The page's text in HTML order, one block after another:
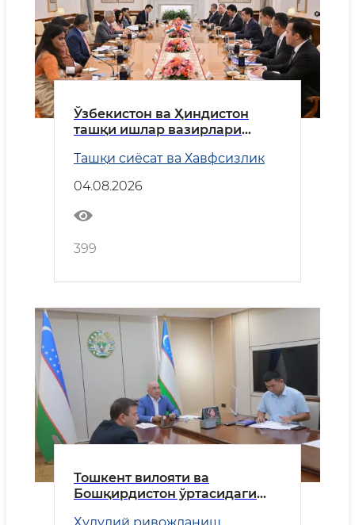
Ўзбекистон ва Ҳиндистон
ташқи ишлар вазирлари
йўналишларини муҳокама
қилди
Ташқи сиёсат ва Хавфсизлик
04.08.2026
399
Тошкент вилояти ва
Бошқирдистон ўртасидаги